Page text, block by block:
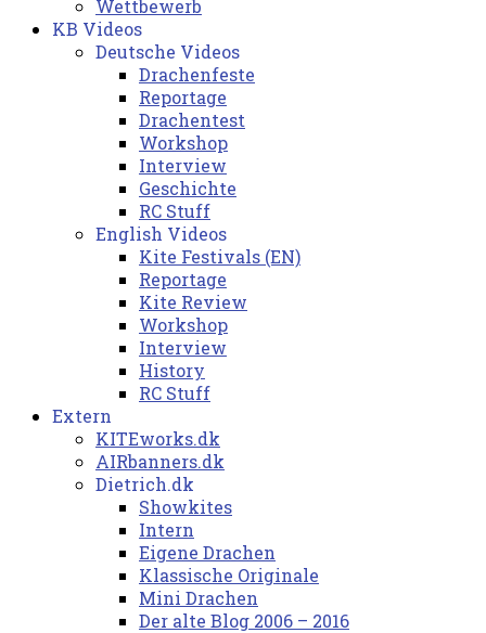
Wettbewerb
KB Videos
Deutsche Videos
Drachenfeste
Reportage
Drachentest
Workshop
Interview
Geschichte
RC Stuff
English Videos
Kite Festivals (EN)
Reportage
Kite Review
Workshop
Interview
History
RC Stuff
Extern
KITEworks.dk
AIRbanners.dk
Dietrich.dk
Showkites
Intern
Eigene Drachen
Klassische Originale
Mini Drachen
Der alte Blog 2006 – 2016